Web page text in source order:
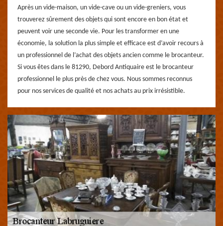
Après un vide-maison, un vide-cave ou un vide-greniers, vous
trouverez sûrement des objets qui sont encore en bon état et
peuvent voir une seconde vie. Pour les transformer en une
économie, la solution la plus simple et efficace est d’avoir recours à
un professionnel de l’achat des objets ancien comme le brocanteur.
Si vous êtes dans le 81290, Debord Antiquaire est le brocanteur
professionnel le plus près de chez vous. Nous sommes reconnus
pour nos services de qualité et nos achats au prix irrésistible.